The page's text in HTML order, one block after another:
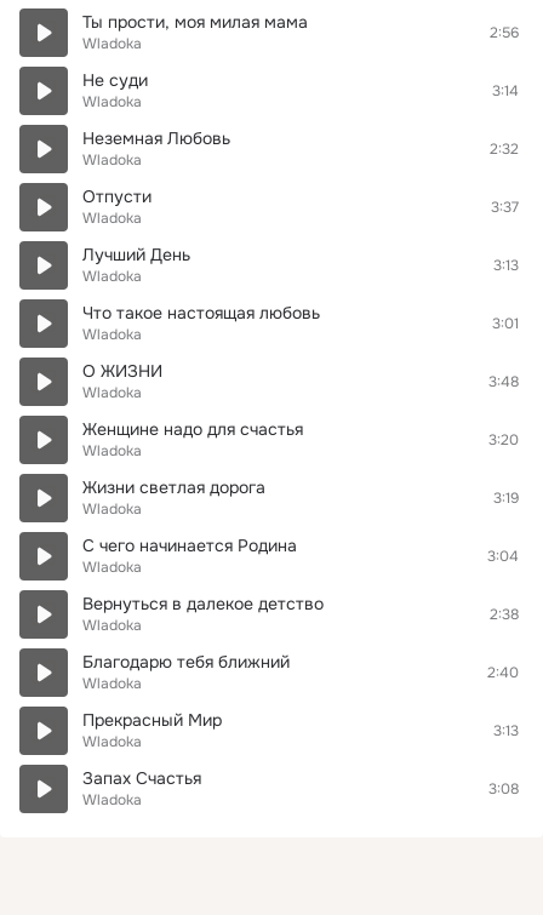
Ты прости, моя милая мама
Wladoka
2:56
Не суди
Wladoka
3:14
Неземная Любовь
Wladoka
2:32
Отпусти
Wladoka
3:37
Лучший День
Wladoka
3:13
Что такое настоящая любовь
Wladoka
3:01
О ЖИЗНИ
Wladoka
3:48
Женщине надо для счастья
Wladoka
3:20
Жизни светлая дорога
Wladoka
3:19
С чего начинается Родина
Wladoka
3:04
Вернуться в далекое детство
Wladoka
2:38
Благодарю тебя ближний
Wladoka
2:40
Прекрасный Мир
Wladoka
3:13
Запах Счастья
Wladoka
3:08